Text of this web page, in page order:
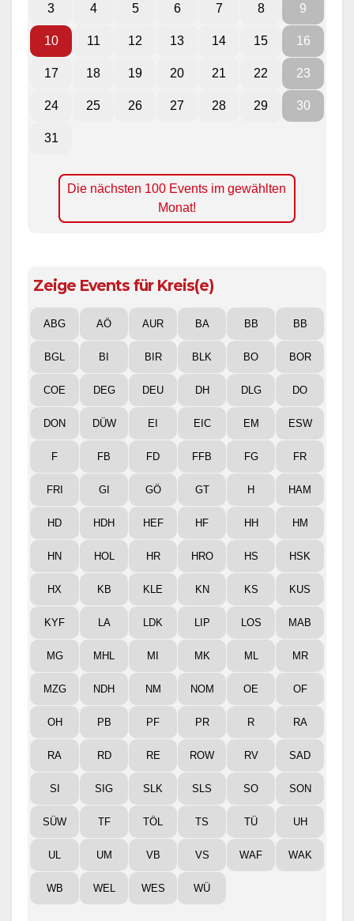
3 4 5 6 7 8 9
10 11 12 13 14 15 16
17 18 19 20 21 22 23
24 25 26 27 28 29 30
31
Die nächsten 100 Events im gewählten
Monat!
Zeige Events für Kreis(e)
ABG AÖ AUR BA BB BB
BGL BI BIR BLK BO BOR
COE DEG DEU DH DLG DO
DON DÜW EI EIC EM ESW
F FB FD FFB FG FR
FRI GI GÖ GT H HAM
HD HDH HEF HF HH HM
HN HOL HR HRO HS HSK
HX KB KLE KN KS KUS
KYF LA LDK LIP LOS MAB
MG MHL MI MK ML MR
MZG NDH NM NOM OE OF
OH PB PF PR R RA
RA RD RE ROW RV SAD
SI SIG SLK SLS SO SON
SÜW TF TÖL TS TÜ UH
UL UM VB VS WAF WAK
WB WEL WES WÜ